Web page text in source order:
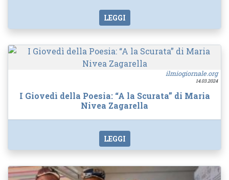
LEGGI
ilmiogiornale.org
14.03.2024
I Giovedì della Poesia: “A la Scurata” di Maria
Nivea Zagarella
LEGGI